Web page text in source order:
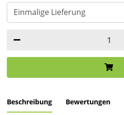
Beschreibung Bewertungen